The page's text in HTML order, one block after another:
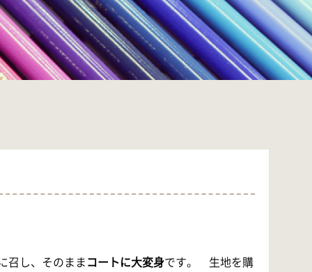
召し、そのままコートに大変身です。 生地を購